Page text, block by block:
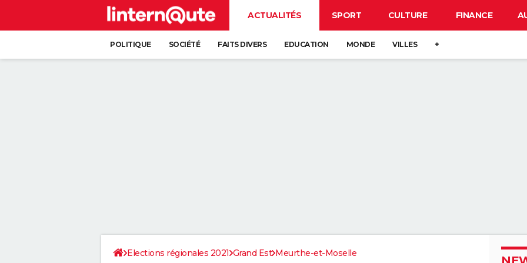
ACTUALITÉS SPORT CULTURE FINANCE
POLITIQUE SOCIÉTÉ FAITS DIVERS EDUCATION MONDE VILLES +
Elections régionales 2021 Grand Est Meurthe-et-Moselle